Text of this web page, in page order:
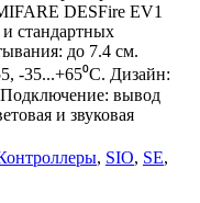
DESFire EV1
стандартных
до 7.4 см.
-35...+65⁰C. Дизайн:
вывод
и звуковая
, SIO, SE,